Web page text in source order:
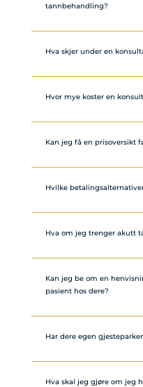
tannbehandling?
Hva skjer under en
Hvor mye koster en
Kan jeg få en prisoversikt
Hvilke
Hva om jeg trenger akutt
Kan jeg be om en
pasient hos dere?
Har dere egen
Hva skal jeg gjøre om jeg